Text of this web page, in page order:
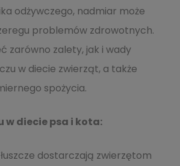
odżywczego, nadmiar może
problemów zdrowotnych.
zarówno zalety, jak i wady
w diecie zwierząt, a także
spożycia.
w diecie psa i kota:
dostarczają zwierzętom